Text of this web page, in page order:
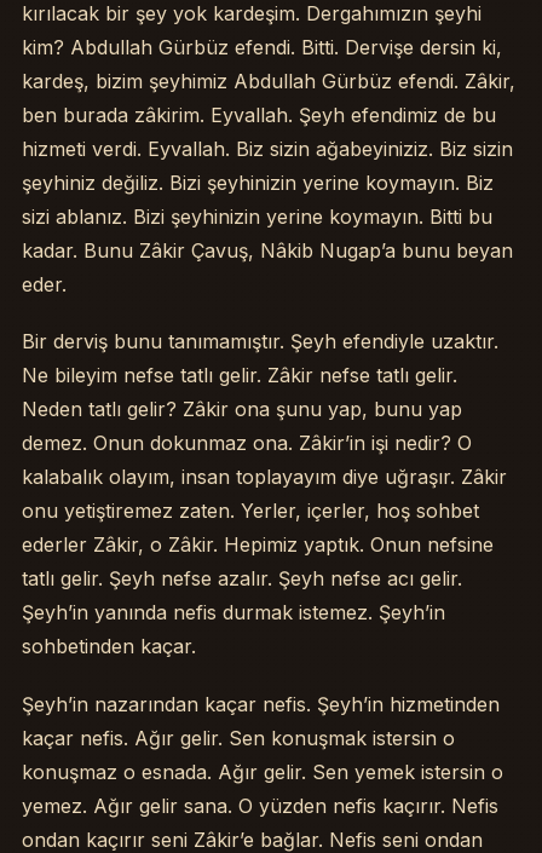
kırılacak bir şey yok kardeşim. Dergahımızın şeyhi
kim? Abdullah Gürbüz efendi. Bitti. Dervişe dersin ki,
kardeş, bizim şeyhimiz Abdullah Gürbüz efendi. Zâkir,
ben burada zâkirim. Eyvallah. Şeyh efendimiz de bu
hizmeti verdi. Eyvallah. Biz sizin ağabeyiniziz. Biz sizin
şeyhiniz değiliz. Bizi şeyhinizin yerine koymayın. Biz
sizi ablanız. Bizi şeyhinizin yerine koymayın. Bitti bu
kadar. Bunu Zâkir Çavuş, Nâkib Nugap’a bunu beyan
eder.
Bir derviş bunu tanımamıştır. Şeyh efendiyle uzaktır.
Ne bileyim nefse tatlı gelir. Zâkir nefse tatlı gelir.
Neden tatlı gelir? Zâkir ona şunu yap, bunu yap
demez. Onun dokunmaz ona. Zâkir’in işi nedir? O
kalabalık olayım, insan toplayayım diye uğraşır. Zâkir
onu yetiştiremez zaten. Yerler, içerler, hoş sohbet
ederler Zâkir, o Zâkir. Hepimiz yaptık. Onun nefsine
tatlı gelir. Şeyh nefse azalır. Şeyh nefse acı gelir.
Şeyh’in yanında nefis durmak istemez. Şeyh’in
sohbetinden kaçar.
Şeyh’in nazarından kaçar nefis. Şeyh’in hizmetinden
kaçar nefis. Ağır gelir. Sen konuşmak istersin o
konuşmaz o esnada. Ağır gelir. Sen yemek istersin o
yemez. Ağır gelir sana. O yüzden nefis kaçırır. Nefis
ondan kaçırır seni Zâkir’e bağlar. Nefis seni ondan